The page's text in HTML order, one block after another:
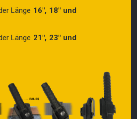
Länge 16″, 18″ und
Länge 21″, 23″ und